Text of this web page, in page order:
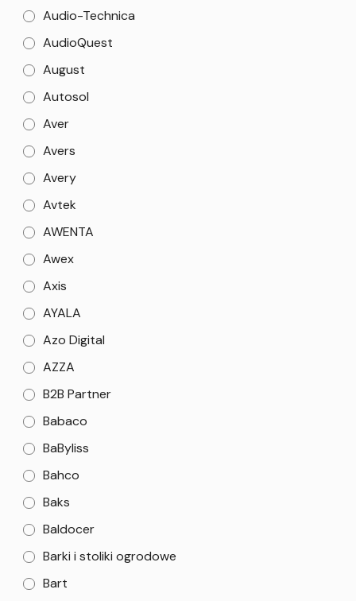
Audio-Technica
AudioQuest
August
Autosol
Aver
Avers
Avery
Avtek
AWENTA
Awex
Axis
AYALA
Azo Digital
AZZA
B2B Partner
Babaco
BaByliss
Bahco
Baks
Baldocer
Barki i stoliki ogrodowe
Bart